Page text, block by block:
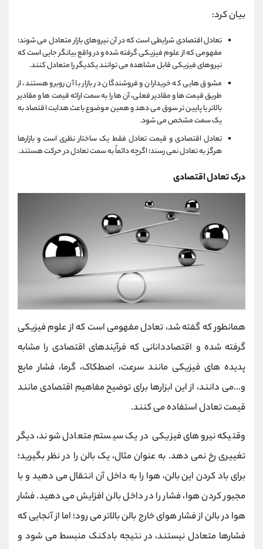
بیان کرد:
تعادل اقتصادی شرایطی است که در آن نیروهای بازار متعادل می شوند؛
مفهومی که از علوم فیزیکی گرفته شده و در واقع بیانگر جایی است که
نیروهای فیزیکی قابل مشاهده می توانند یکدیگر را متعادل کنند.
مشوق هایی که خریداران و فروشندگان در بازار با آن روبرو هستند، از
طریق قیمت ها و مقادیر فعلی، آن ها را به سمت ارائه قیمت ها و مقادیر
بالاتر یا پایین تر سوق می دهد و همین موضوع باعث هدایت اقتصاد به
یک سمت مشخص می شود.
تعادل اقتصادی و قیمت تعادل فقط یک ساختار نظری است و بازارها
هرگز به تعادل نمی رسند؛ اگرچه دائماً به سمت تعادل در حرکت هستند.
درک تعادل اقتصادی
همانطور که گفته شد، تعادل مفهومی است که از علوم فیزیکی
گرفته شده و اقتصاددانانی که فرآیندهای اقتصادی را مشابه
پدیده های فیزیکی مانند سرعت، اصطکاک، گرما، فشار مایع
و...می دانند، از این ابزارها برای توضیح مفاهیم اقتصادی مانند
قیمت تعادل استفاده می کنند.
وقتیکه نیروهای فیزیکی در یک سیستم متعادل شوند، دیگر
تغییری رخ نمی دهد. به عنوان مثال، یک بالن را در نظر بگیرید؛
برای باد كردن این بالن، هوا را به داخل آن انتقال می دهید و با
مجبور کردن هوا، فشار را در داخل بالن افزایش می دهید. فشار
هوا در بالن از فشار هوای خارج بالن بالاتر می رود؛ اما از آنجایی که
فشارها متعادل نیستند، در نتیجه بادکنک منبسط می شود و